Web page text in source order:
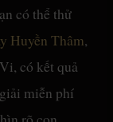
có thể thử
Huyền Thâm,
có kết quả
miễn phí